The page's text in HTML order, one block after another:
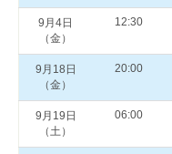
9月4日
（金）
12:30
9月18日
（金）
20:00
9月19日
（土）
06:00